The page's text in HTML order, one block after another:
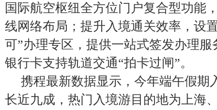
国际航空枢纽全方位门户复合型功能
线网络布局；提升入境通关效率，设
可”办理专区，提供一站式签发办理
银行卡支持轨道交通“拍卡过闸”。
携程最新数据显示，今年端午假期
长近九成，热门入境游目的地为上海